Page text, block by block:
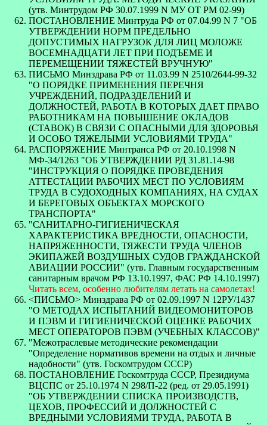
(утв. Минтрудом РФ 30.07.1999 N МУ ОТ РМ 02-99)
ПОСТАНОВЛЕНИЕ Минтруда РФ от 07.04.99 N 7 "ОБ
УТВЕРЖДЕНИИ НОРМ ПРЕДЕЛЬНО
ДОПУСТИМЫХ НАГРУЗОК ДЛЯ ЛИЦ МОЛОЖЕ
ВОСЕМНАДЦАТИ ЛЕТ ПРИ ПОДЪЕМЕ И
ПЕРЕМЕЩЕНИИ ТЯЖЕСТЕЙ ВРУЧНУЮ"
ПИСЬМО Минздрава РФ от 11.03.99 N 2510/2644-99-32
"О ПОРЯДКЕ ПРИМЕНЕНИЯ ПЕРЕЧНЯ
УЧРЕЖДЕНИЙ, ПОДРАЗДЕЛЕНИЙ И
ДОЛЖНОСТЕЙ, РАБОТА В КОТОРЫХ ДАЕТ ПРАВО
РАБОТНИКАМ НА ПОВЫШЕНИЕ ОКЛАДОВ
(СТАВОК) В СВЯЗИ С ОПАСНЫМИ ДЛЯ ЗДОРОВЬЯ
И ОСОБО ТЯЖЕЛЫМИ УСЛОВИЯМИ ТРУДА"
РАСПОРЯЖЕНИЕ Минтранса РФ от 20.10.1998 N
МФ-34/1263 "ОБ УТВЕРЖДЕНИИ РД 31.81.14-98
"ИНСТРУКЦИЯ О ПОРЯДКЕ ПРОВЕДЕНИЯ
АТТЕСТАЦИИ РАБОЧИХ МЕСТ ПО УСЛОВИЯМ
ТРУДА В СУДОХОДНЫХ КОМПАНИЯХ, НА СУДАХ
И БЕРЕГОВЫХ ОБЪЕКТАХ МОРСКОГО
ТРАНСПОРТА"
"САНИТАРНО-ГИГИЕНИЧЕСКАЯ
ХАРАКТЕРИСТИКА ВРЕДНОСТИ, ОПАСНОСТИ,
НАПРЯЖЕННОСТИ, ТЯЖЕСТИ ТРУДА ЧЛЕНОВ
ЭКИПАЖЕЙ ВОЗДУШНЫХ СУДОВ ГРАЖДАНСКОЙ
АВИАЦИИ РОССИИ" (утв. Главным государственным
санитарным врачом РФ 13.10.1997, ФАС РФ 14.10.1997)
Читать всем, особенно любителям летать на самолетах!
<ПИСЬМО> Минздрава РФ от 02.09.1997 N 12РУ/1437
"О МЕТОДАХ ИСПЫТАНИЙ ВИДЕОМОНИТОРОВ
И ПЭВМ И ГИГИЕНИЧЕСКОЙ ОЦЕНКЕ РАБОЧИХ
МЕСТ ОПЕРАТОРОВ ПЭВМ (УЧЕБНЫХ КЛАССОВ)"
"Межотраслевые методические рекомендации
"Определение нормативов времени на отдых и личные
надобности" (утв. Госкомтрудом СССР)
ПОСТАНОВЛЕНИЕ Госкомтруда СССР, Президиума
ВЦСПС от 25.10.1974 N 298/П-22 (ред. от 29.05.1991)
"ОБ УТВЕРЖДЕНИИ СПИСКА ПРОИЗВОДСТВ,
ЦЕХОВ, ПРОФЕССИЙ И ДОЛЖНОСТЕЙ С
ВРЕДНЫМИ УСЛОВИЯМИ ТРУДА, РАБОТА В